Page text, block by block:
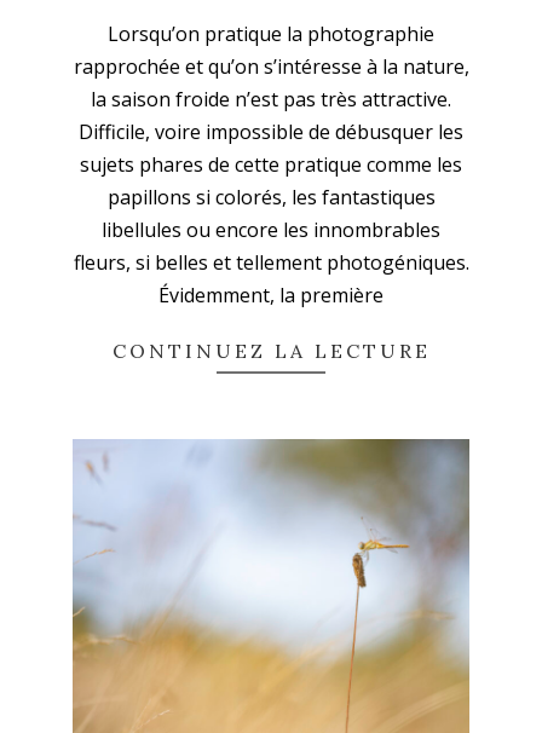
15
Lorsqu’on pratique la photographie
rapprochée et qu’on s’intéresse à la nature,
la saison froide n’est pas très attractive.
Difficile, voire impossible de débusquer les
sujets phares de cette pratique comme les
papillons si colorés, les fantastiques
libellules ou encore les innombrables
fleurs, si belles et tellement photogéniques.
Évidemment, la première
CONTINUEZ LA LECTURE